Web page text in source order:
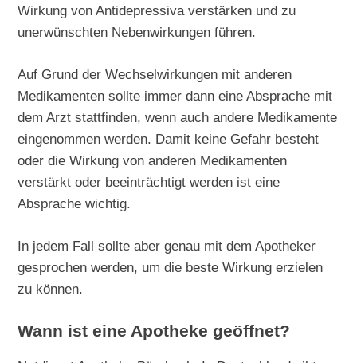
Wirkung von Antidepressiva verstärken und zu
unerwünschten Nebenwirkungen führen.
Auf Grund der Wechselwirkungen mit anderen
Medikamenten sollte immer dann eine Absprache mit
dem Arzt stattfinden, wenn auch andere Medikamente
eingenommen werden. Damit keine Gefahr besteht
oder die Wirkung von anderen Medikamenten
verstärkt oder beeinträchtigt werden ist eine
Absprache wichtig.
In jedem Fall sollte aber genau mit dem Apotheker
gesprochen werden, um die beste Wirkung erzielen
zu können.
Wann ist eine Apotheke geöffnet?